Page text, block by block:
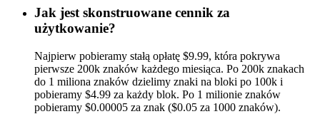
Jak jest skonstruowane cennik za
użytkowanie?
Najpierw pobieramy stałą opłatę $9.99, która pokrywa
pierwsze 200k znaków każdego miesiąca. Po 200k znakach
do 1 miliona znaków dzielimy znaki na bloki po 100k i
pobieramy $4.99 za każdy blok. Po 1 milionie znaków
pobieramy $0.00005 za znak ($0.05 za 1000 znaków).